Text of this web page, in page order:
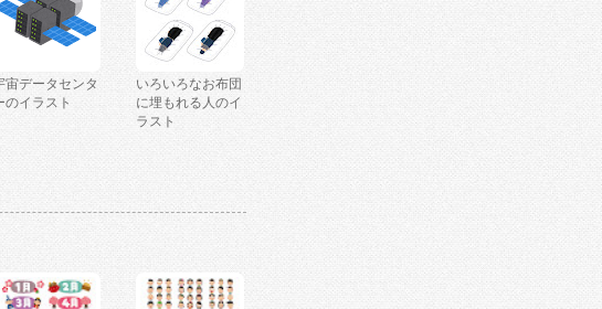
宙データセンタ
のイラスト
いろいろなお布団
に埋もれる人のイ
ラスト